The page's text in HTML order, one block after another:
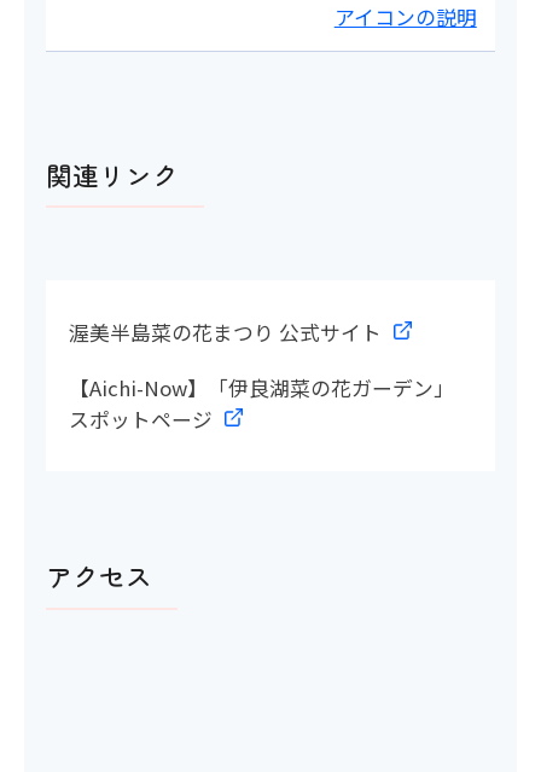
アイコンの説明
関連リンク
渥美半島菜の花まつり 公式サイト
【Aichi-Now】「伊良湖菜の花ガーデン」
スポットページ
アクセス